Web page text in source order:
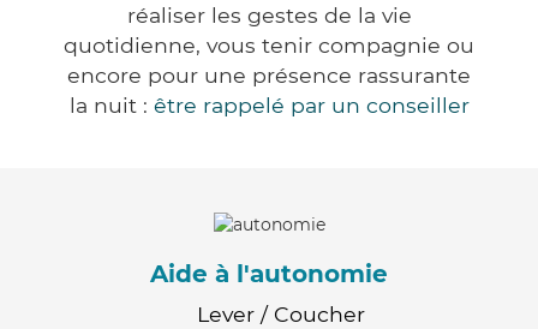
réaliser les gestes de la vie
quotidienne, vous tenir compagnie ou
encore pour une présence rassurante
la nuit : être rappelé par un conseiller
Aide à l'autonomie
Lever / Coucher